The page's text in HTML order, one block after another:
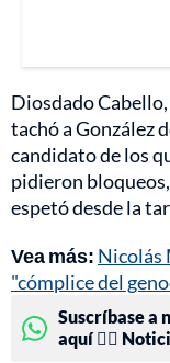
Diosdado
tachó a González
candidato de los
pidieron
espetó desde la
Vea más: Nicolás
"cómplice del
Suscríbase a
aquí 👉🏻